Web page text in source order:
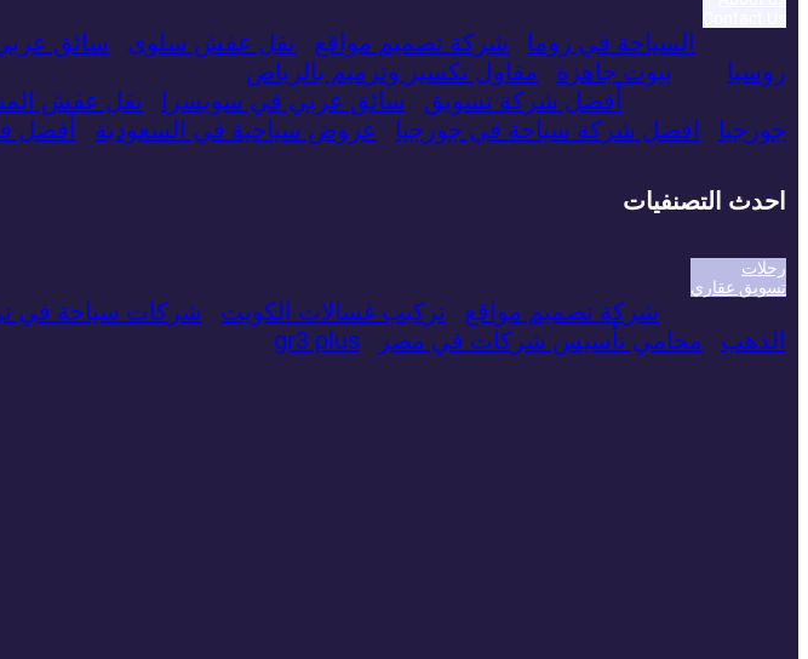
السياحة في روما شركة تصميم مواقع نقل عفش سلوى سائق
روسيا
بيوت جاهزة
مقاول تكسير وترميم بالرياض
أفضل شركة تسويق
سائق عربي في سويسرا نقل عفش
جورجيا
افضل شركة سياحة في جورجيا عروض سياحية في السعودية أفضل
احدث التصنفيات
رحلات
تسويق عقاري
شركة تصميم مواقع تركيب غسالات الكويت شركات سياحة في
الذهب
محامي تأسيس شركات في مصر gr3 plus